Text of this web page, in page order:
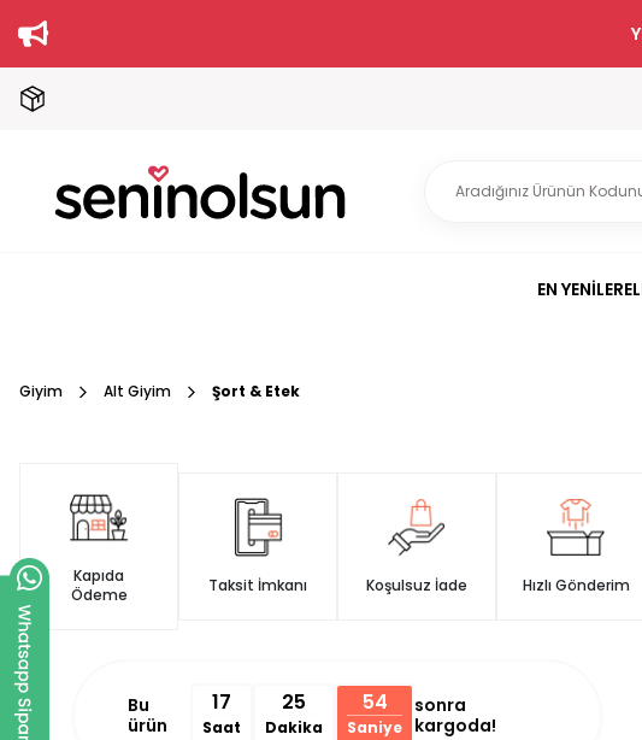
EN YENİLER
Giyim Alt Giyim Şort & Etek
Kapıda
Ödeme
Taksit İmkanı Koşulsuz İade Hızlı Gönderim
Bu
ürün
17
Saat
25
Dakika
53
Saniye
sonra
kargoda!